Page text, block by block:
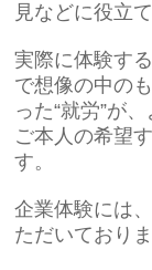
見などに役立て
実際に体験す
で想像の中の
った“就労”が
ご本人の希望
す。
企業体験には
ただいておりま